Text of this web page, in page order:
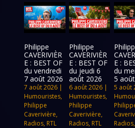
Philippe
CAVERIVIÈR
E : BEST OF
du vendredi
7 août 2026
7 août 2026 |
Humouristes,
Philippe
Caverivière,
Radios, RTL
Philippe
CAVERIVIÈR
E : BEST OF
du jeudi 6
août 2026
6 août 2026|
Humouristes,
Philippe
Caverivière,
Radios, RTL
E :
du
5
5 août
Radios,